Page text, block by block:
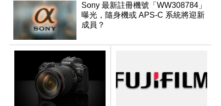
Sony 最新註冊機號「WW308784」
曝光，隨身機或 APS-C 系統將迎新
成員？